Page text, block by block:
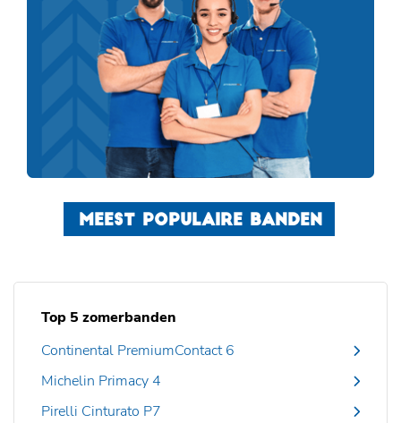
MEEST POPULAIRE BANDEN
Top 5 zomerbanden
Continental PremiumContact 6
Michelin Primacy 4
Pirelli Cinturato P7